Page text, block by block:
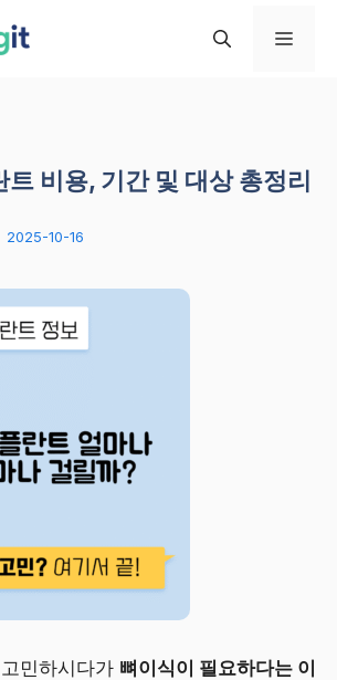
메
트 비용, 기간 및 대상 총정리
2025-10-16
민하시다가 뼈이식이 필요하다는 이